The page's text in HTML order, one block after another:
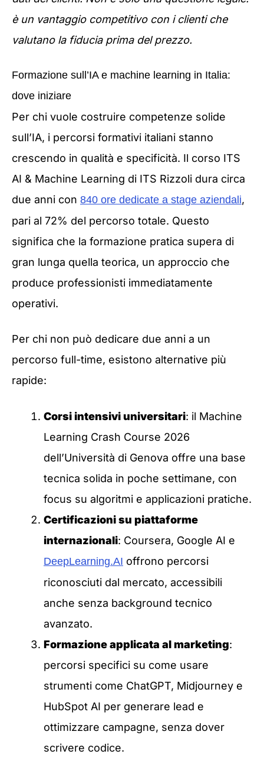
è un vantaggio competitivo con i clienti che
valutano la fiducia prima del prezzo.
Formazione sull’IA e machine learning in Italia:
dove iniziare
Per chi vuole costruire competenze solide
sull’IA, i percorsi formativi italiani stanno
crescendo in qualità e specificità. Il corso ITS
AI & Machine Learning di ITS Rizzoli dura circa
due anni con 840 ore dedicate a stage aziendali,
pari al 72% del percorso totale. Questo
significa che la formazione pratica supera di
gran lunga quella teorica, un approccio che
produce professionisti immediatamente
operativi.
Per chi non può dedicare due anni a un
percorso full-time, esistono alternative più
rapide:
Corsi intensivi universitari: il Machine
Learning Crash Course 2026
dell’Università di Genova offre una base
tecnica solida in poche settimane, con
focus su algoritmi e applicazioni pratiche.
Certificazioni su piattaforme
internazionali: Coursera, Google AI e
DeepLearning.AI offrono percorsi
riconosciuti dal mercato, accessibili
anche senza background tecnico
avanzato.
Formazione applicata al marketing:
percorsi specifici su come usare
strumenti come ChatGPT, Midjourney e
HubSpot AI per generare lead e
ottimizzare campagne, senza dover
scrivere codice.